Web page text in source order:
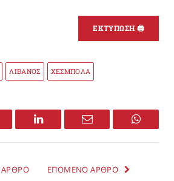
ΕΚΤΥΠΩΣΗ 🖨
ΛΙΒΑΝΟΣ ΧΕΣΜΠΟΛΑ
LinkedIn Email
ΕΠΟΜΕΝΟ ΑΡΘΡΟ